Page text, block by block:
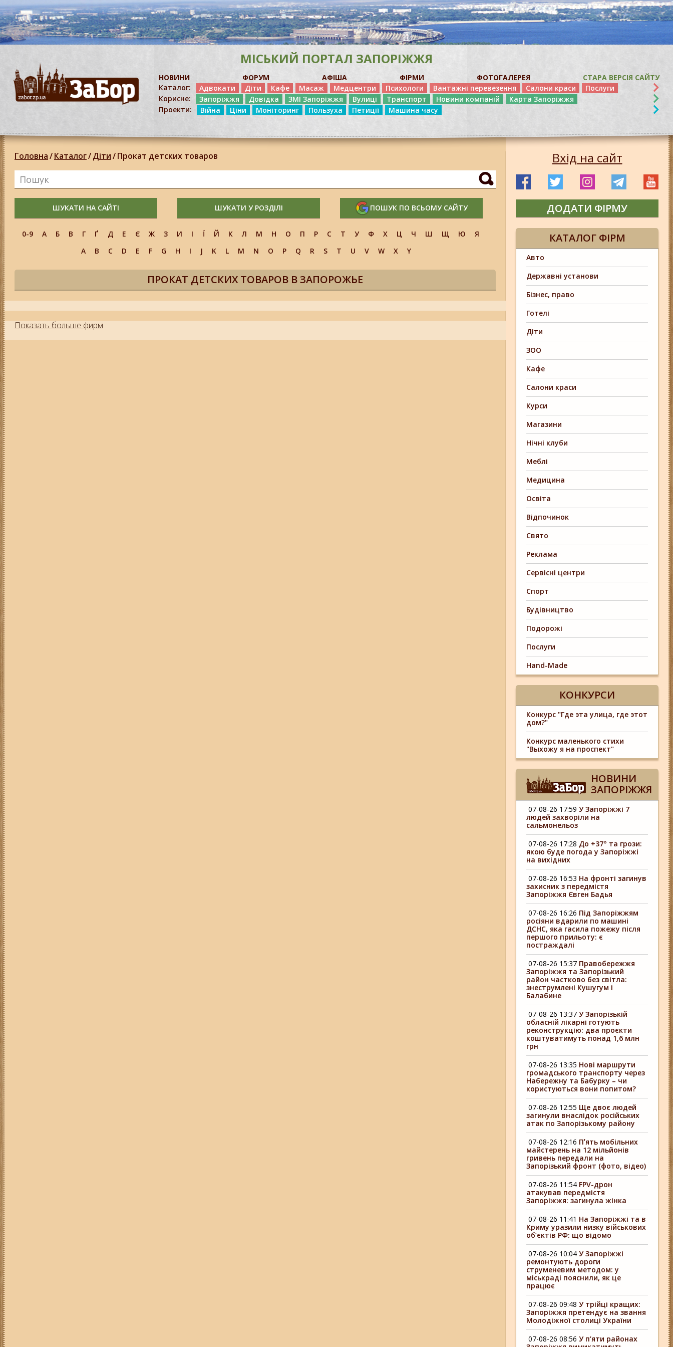
МІСЬКИЙ ПОРТАЛ ЗАПОРІЖЖЯ
НОВИНИ ФОРУМ АФІША ФІРМИ ФОТОГАЛЕРЕЯ
СТАРА ВЕРСІЯ САЙТУ
Каталог:
Адвокати Діти Кафе Масаж Медцентри Психологи Вантажні перевезення Салони краси
Послуги
Корисне:
Запоріжжя Довідка ЗМІ Запоріжжя Вулиці Транспорт Новини компаній
Карта Запоріжжя
Проекти:
Війна Ціни Моніторинг Пользуха Петиції Машина часу
Головна/Каталог/Діти/Прокат детских товаров
ШУКАТИ НА САЙТІ ШУКАТИ У РОЗДІЛІ ПОШУК ПО ВСЬОМУ САЙТУ
0-9 А Б В Г Ґ Д Е Є Ж З И І Ї Й К Л М Н О П Р С Т У Ф Х Ц Ч Ш Щ Ю
Я
A
B C D E F G H I J K L M N O P Q R S T U V W X Y
ПРОКАТ ДЕТСКИХ ТОВАРОВ В ЗАПОРОЖЬЕ
Показать больше фирм
Вхід на сайт
ДОДАТИ ФІРМУ
КАТАЛОГ ФІРМ
Авто
Державні установи
Бізнес, право
Готелі
Діти
ЗОО
Кафе
Салони краси
Курси
Магазини
Нічні клуби
Меблі
Медицина
Освіта
Відпочинок
Свято
Реклама
Сервісні центри
Спорт
Будівництво
Подорожі
Послуги
Hand-Made
КОНКУРСИ
Конкурс "Где эта улица, где этот
дом?"
Конкурс маленького стихи
"Выхожу я на проспект"
НОВИНИ
ЗАПОРІЖЖЯ
07-08-26 17:59 У Запоріжжі 7
людей захворіли на
сальмонельоз
07-08-26 17:28 До +37° та грози:
якою буде погода у Запоріжжі
на вихідних
07-08-26 16:53 На фронті загинув
захисник з передмістя
Запоріжжя Євген Бадья
07-08-26 16:26 Під Запоріжжям
росіяни вдарили по машині
ДСНС, яка гасила пожежу після
першого прильоту: є
постраждалі
07-08-26 15:37 Правобережжя
Запоріжжя та Запорізький
район частково без світла:
знеструмлені Кушугум і
Балабине
07-08-26 13:37 У Запорізькій
обласній лікарні готують
реконструкцію: два проєкти
коштуватимуть понад 1,6 млн
грн
07-08-26 13:35 Нові маршрути
громадського транспорту через
Набережну та Бабурку – чи
користуються вони попитом?
07-08-26 12:55 Ще двоє людей
загинули внаслідок російських
атак по Запорізькому району
07-08-26 12:16 Пʼять мобільних
майстерень на 12 мільйонів
гривень передали на
Запорізький фронт (фото, відео)
07-08-26 11:54 FPV-дрон
атакував передмістя
Запоріжжя: загинула жінка
07-08-26 11:41 На Запоріжжі та в
Криму уразили низку військових
об’єктів РФ: що відомо
07-08-26 10:04 У Запоріжжі
ремонтують дороги
струменевим методом: у
міськраді пояснили, як це
працює
07-08-26 09:48 У трійці кращих:
Запоріжжя претендує на звання
Молодіжної столиці України
07-08-26 08:56 У п’яти районах